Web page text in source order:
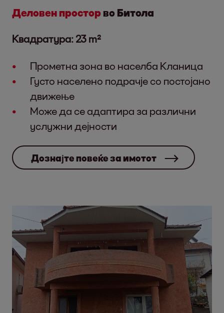
Деловен простор во Битола
Квадратура: 23 m²
Прометна зона во населба Кланица
Густо населено подрачје со постојано
движење
Може да се адаптира за различни
услужни дејности
Дознајте повеќе за имотот